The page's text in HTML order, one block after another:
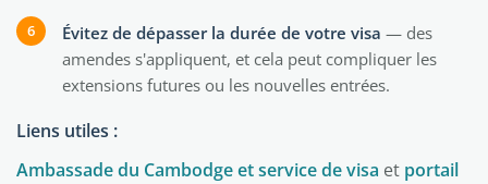
Évitez de dépasser la durée de votre visa — des
amendes s'appliquent, et cela peut compliquer les
extensions futures ou les nouvelles entrées.
Liens utiles :
Ambassade du Cambodge et service de visa et portail